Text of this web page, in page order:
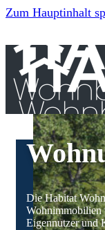
Zum Hauptinhalt
Die Habitat
Wohnimmobilien
Eigennutzer und